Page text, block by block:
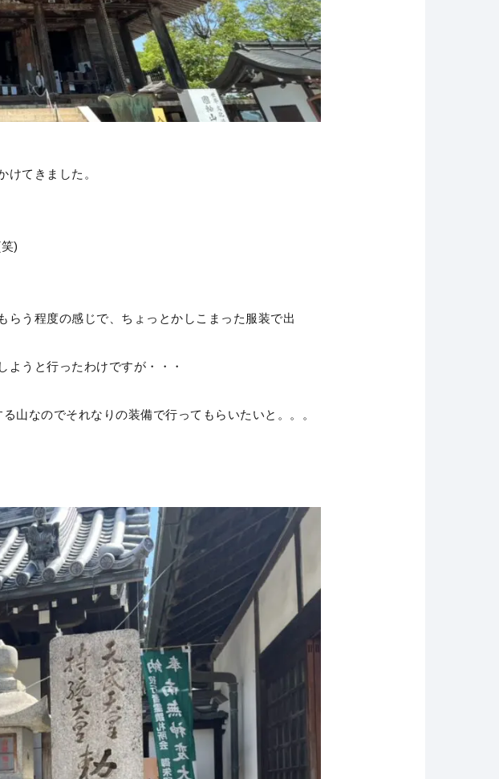
てきました。
)
らう程度の感じで、ちょっとかしこまった服装で出
ようと行ったわけですが・・・
山なのでそれなりの装備で行ってもらいたいと。。。